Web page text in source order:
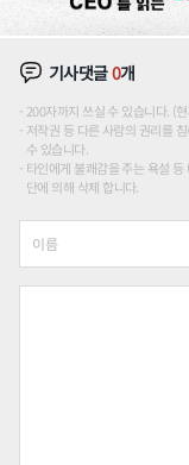
기사댓글0개
200자까지 쓰실 수 있습니다. (
저작권 등 다른 사람의 권리를
수 있습니다.
타인에게 불쾌감을 주는 욕설
단에 의해 삭제 합니다.